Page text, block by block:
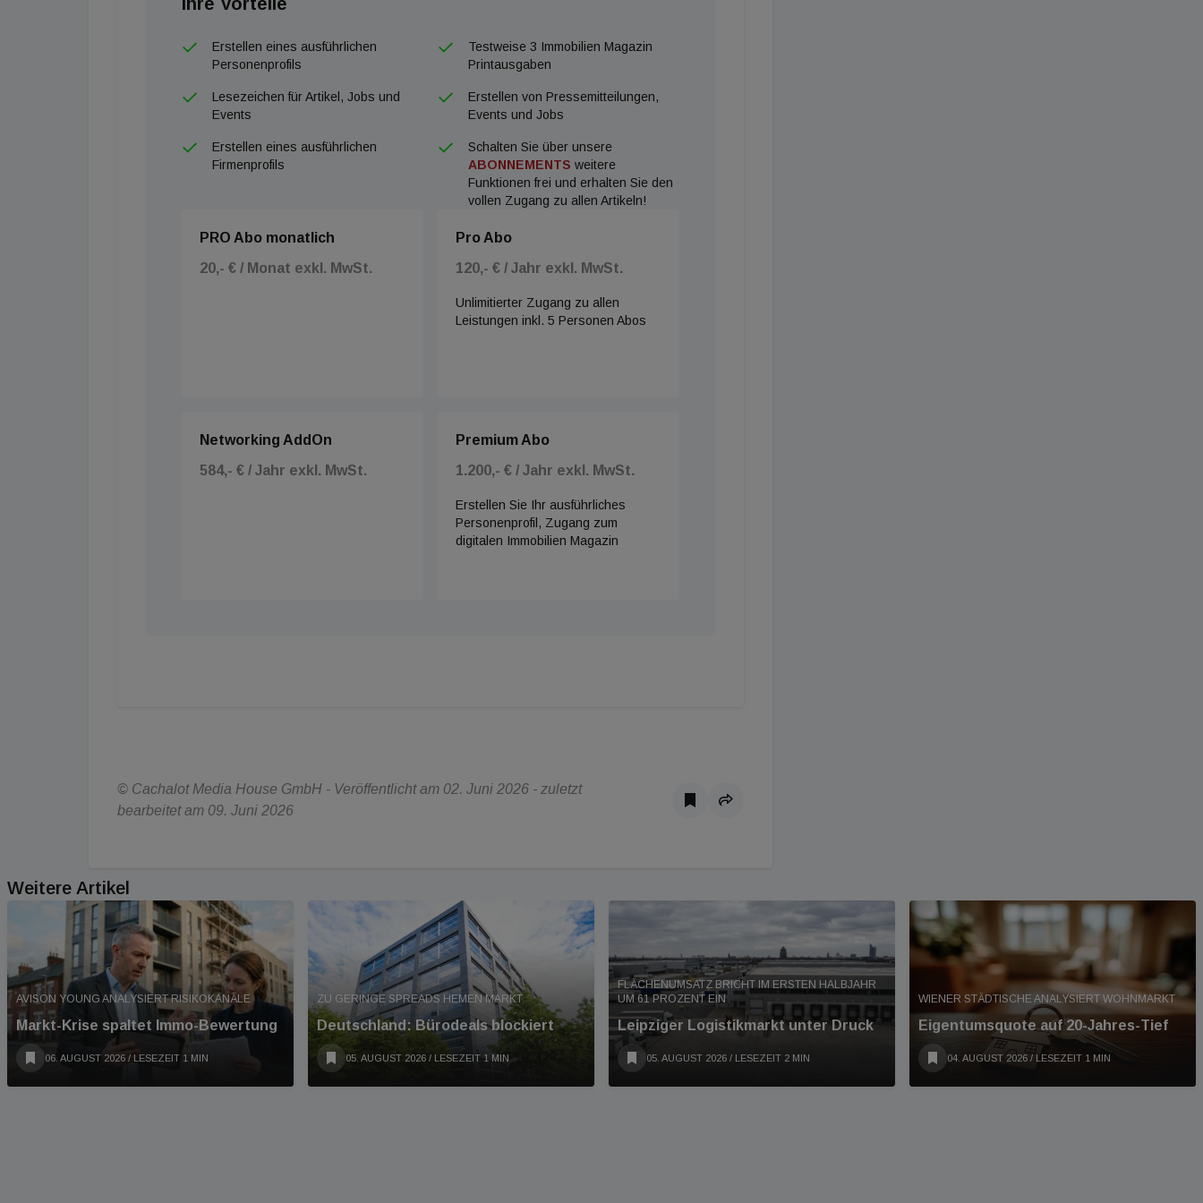
Erstellen eines ausführlichen
Personenprofils
Testweise 3 Immobilien Magazin
Printausgaben
Lesezeichen für Artikel, Jobs und
Events
Erstellen von Pressemitteilungen,
Events und Jobs
Erstellen eines ausführlichen
Firmenprofils
Schalten Sie über unsere
ABONNEMENTS weitere
Funktionen frei und erhalten Sie den
vollen Zugang zu allen Artikeln!
PRO Abo monatlich
20,- € / Monat exkl. MwSt.
Pro Abo
120,- € / Jahr exkl. MwSt.
Unlimitierter Zugang zu allen
Leistungen inkl. 5 Personen Abos
Networking AddOn
584,- € / Jahr exkl. MwSt.
Premium Abo
1.200,- € / Jahr exkl. MwSt.
Erstellen Sie Ihr ausführliches
Personenprofil, Zugang zum
digitalen Immobilien Magazin
© Cachalot Media House GmbH - Veröffentlicht am 02. Juni 2026 - zuletzt
bearbeitet am 09. Juni 2026
Weitere Artikel
AVISON YOUNG ANALYSIERT RISIKOKANÄLE
Markt-Krise spaltet Immo-Bewertung
06. AUGUST 2026 / LESEZEIT 1 MIN
ZU GERINGE SPREADS HEMEN MARKT
Deutschland: Bürodeals blockiert
05. AUGUST 2026 / LESEZEIT 1 MIN
FLÄCHENUMSATZ BRICHT IM ERSTEN HALBJAHR
UM 61 PROZENT EIN
Leipziger Logistikmarkt unter Druck
05. AUGUST 2026 / LESEZEIT 2 MIN
WIENER STÄDTISCHE ANALYSIERT WOHNMARKT
Eigentumsquote auf 20-Jahres-Tief
04. AUGUST 2026 / LESEZEIT 1 MIN